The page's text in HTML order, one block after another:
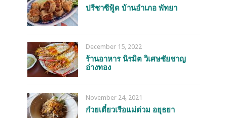
ปรีชาซีฟู้ด บ้านอำเภอ พัทยา
December 15, 2022
ร้านอาหาร นิรมิต วิเศษชัยชาญ
อ่างทอง
November 24, 2021
ก๋วยเตี๋ยวเรือแม่ต่วม อยุธยา